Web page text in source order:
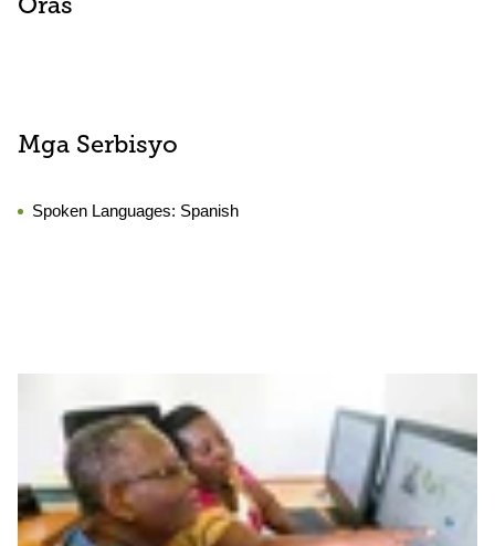
Oras
Mga Serbisyo
Spoken Languages: Spanish